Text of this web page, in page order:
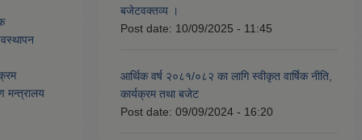
मन्त्रालय
बजेटवक्तव्य ।
Post date: 10/09/2025 - 11:45
आर्थिक वर्ष २०८१/०८२ का लागि स्वीकृत वार्षिक नीति,
कार्यक्रम तथा बजेट
Post date: 09/09/2024 - 16:20